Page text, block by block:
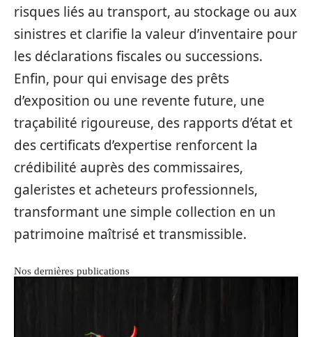
risques liés au transport, au stockage ou aux
sinistres et clarifie la valeur d’inventaire pour
les déclarations fiscales ou successions.
Enfin, pour qui envisage des prêts
d’exposition ou une revente future, une
traçabilité rigoureuse, des rapports d’état et
des certificats d’expertise renforcent la
crédibilité auprès des commissaires,
galeristes et acheteurs professionnels,
transformant une simple collection en un
patrimoine maîtrisé et transmissible.
Nos dernières publications